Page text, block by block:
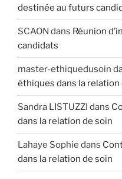
destinée au futurs
SCAON dans Réunion
candidats
master-ethiquedusoin
éthiques dans la relation
Sandra LISTUZZI dans
dans la relation de soin
Lahaye Sophie dans
dans la relation de soin